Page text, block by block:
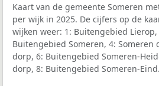
Kaart van de gemeente Someren
per wijk in 2025. De cijfers op de
wijken weer: 1: Buitengebied
Buitengebied Someren, 4: Someren
dorp, 6: Buitengebied Someren-
dorp, 8: Buitengebied Someren-Eind.